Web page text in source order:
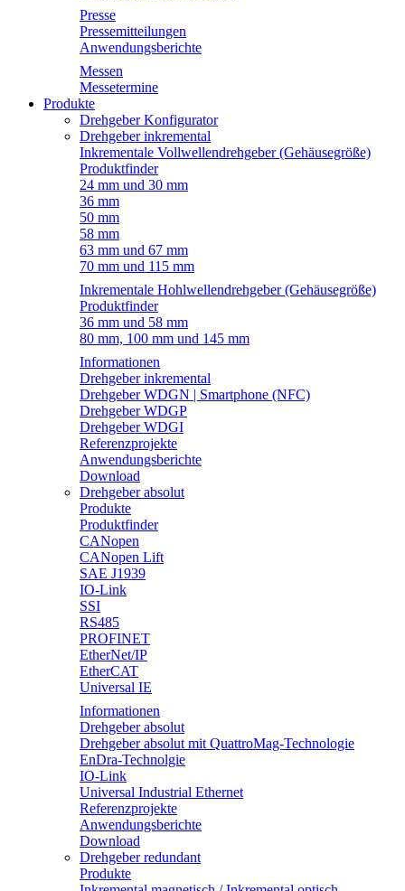
Presse
Pressemitteilungen
Anwendungsberichte
Messen
Messetermine
Produkte
Drehgeber Konfigurator
Drehgeber inkremental
Inkrementale Vollwellendrehgeber (Gehäusegröße)
Produktfinder
24 mm und 30 mm
36 mm
50 mm
58 mm
63 mm und 67 mm
70 mm und 115 mm
Inkrementale Hohlwellendrehgeber (Gehäusegröße)
Produktfinder
36 mm und 58 mm
80 mm, 100 mm und 145 mm
Informationen
Drehgeber inkremental
Drehgeber WDGN | Smartphone (NFC)
Drehgeber WDGP
Drehgeber WDGI
Referenzprojekte
Anwendungsberichte
Download
Drehgeber absolut
Produkte
Produktfinder
CANopen
CANopen Lift
SAE J1939
IO-Link
SSI
RS485
PROFINET
EtherNet/IP
EtherCAT
Universal IE
Informationen
Drehgeber absolut
Drehgeber absolut mit QuattroMag-Technologie
EnDra-Technolgie
IO-Link
Universal Industrial Ethernet
Referenzprojekte
Anwendungsberichte
Download
Drehgeber redundant
Produkte